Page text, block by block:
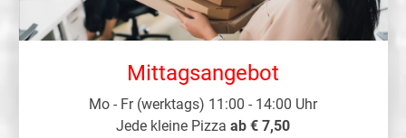
Mittagsangebot
Mo - Fr (werktags) 11:00 - 14:00 Uhr
Jede kleine Pizza ab € 7,50